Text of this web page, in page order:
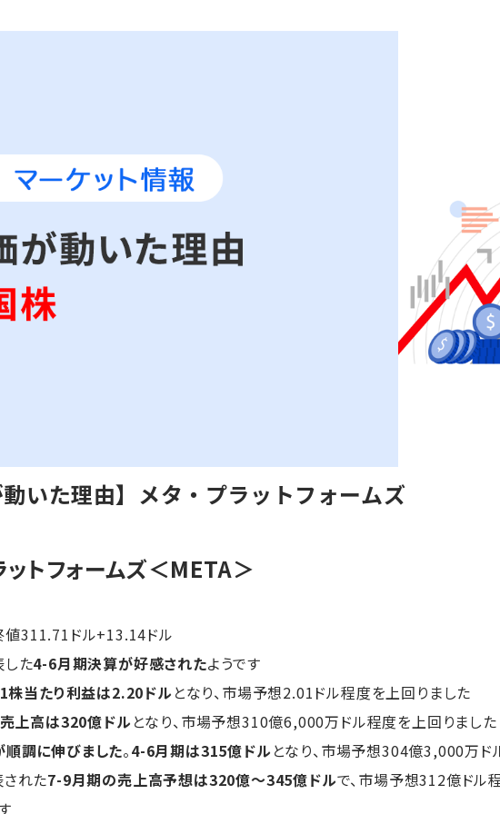
動いた理由】メタ・プラットフォームズ
ットフォームズ＜META＞
311.71ドル+13.14ドル
た4-6月期決算が好感されたようです
株当たり利益は2.20ドル となり、市場予想2.01ドル程度を上回りました
上高は320億ドル となり、市場予想310億6,000万ドル程度を上回りました
順調に伸びました。4-6月期は315億ドル となり、市場予想304億3,000万ド
れた7-9月期の売上高予想は320億～345億ドルで、市場予想312億ドル